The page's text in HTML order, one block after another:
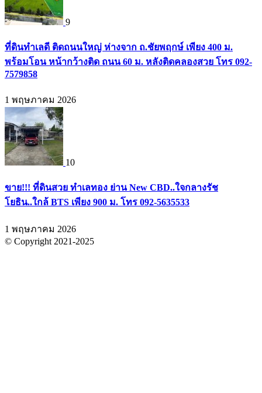
9
ที่ดินทำเลดี ติดถนนใหญ่ ห่างจาก ถ.ชัยพฤกษ์ เพียง 400 ม.
พร้อมโอน หน้ากว้างติด ถนน 60 ม. หลังติดคลองสวย โทร 092-
7579858
1 พฤษภาคม 2026
10
ขาย!!! ที่ดินสวย ทำเลทอง ย่าน New CBD..ใจกลางรัช
โยธิน..ใกล้ BTS เพียง 900 ม. โทร 092-5635533
1 พฤษภาคม 2026
© Copyright 2021-2025